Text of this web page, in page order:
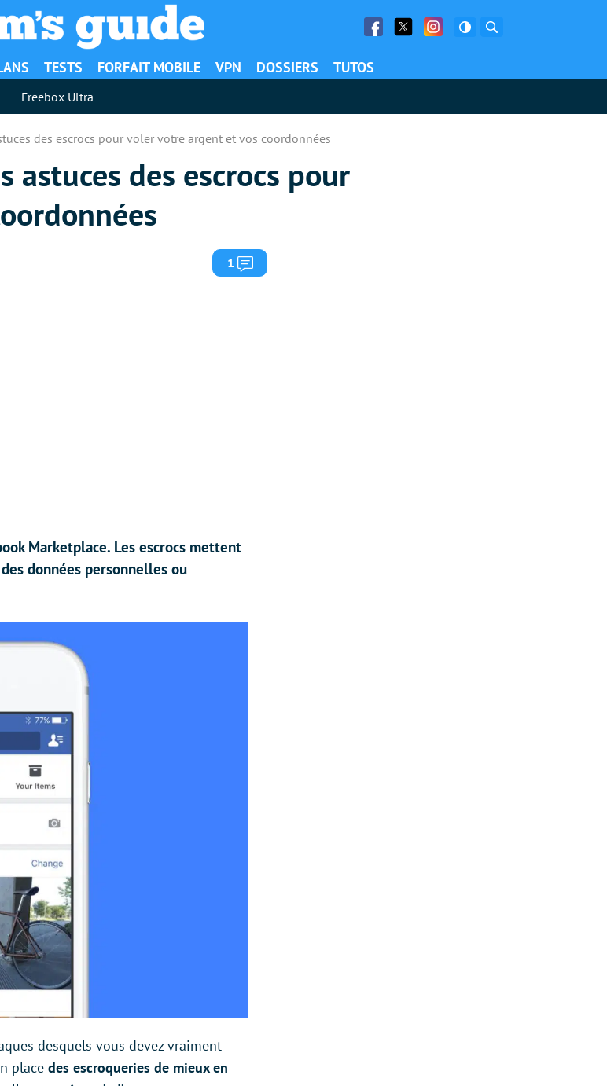
Facebook
Twitter Facebook
TESTS FORFAIT MOBILE VPN DOSSIERS TUTOS
Freebox Ultra
des escrocs pour voler votre argent et vos coordonnées
astuces des escrocs pour
1 Commentaires
Marketplace. Les escrocs mettent
données personnelles ou
desquels vous devez vraiment
place des escroqueries de mieux en